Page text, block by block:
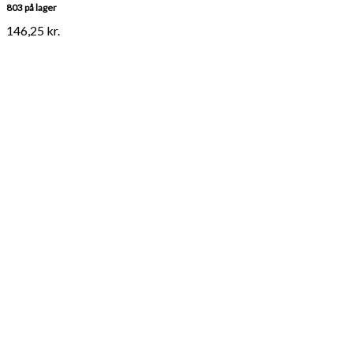
803 på lager
146,25 kr.